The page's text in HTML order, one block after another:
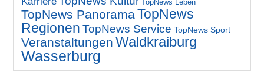
TopNews Leben
TopNews PanoramaTopNews
Regionen TopNews Service TopNews Sport
Veranstaltungen Waldkraiburg
Wasserburg